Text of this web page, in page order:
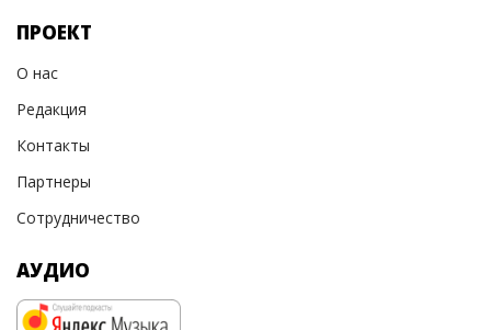
ПРОЕКТ
О нас
Редакция
Контакты
Партнеры
Сотрудничество
АУДИО